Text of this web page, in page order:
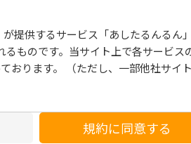
提供するサービス「あしたるんるん
ものです。当サイト上で各サービ
おります。 （ただし、⼀部他社サイ
とし、会員はこれを承諾します。前
規約に同意する